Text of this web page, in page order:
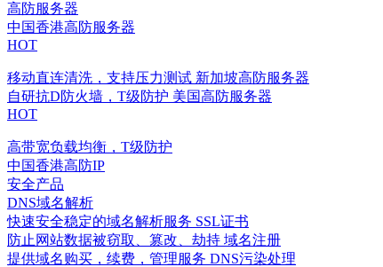
高防服务器
中国香港高防服务器
HOT
移动直连清洗，支持压力测试 新加坡高防服务器
自研抗D防火墙，T级防护 美国高防服务器
HOT
高带宽负载均衡，T级防护
中国香港高防IP
安全产品
DNS域名解析
快速安全稳定的域名解析服务 SSL证书
防止网站数据被窃取、篡改、劫持 域名注册
提供域名购买，续费，管理服务 DNS污染处理